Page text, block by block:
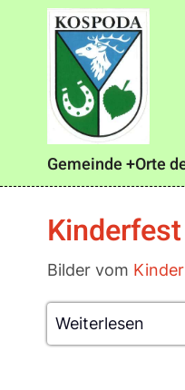
Main
Gemeinde Orte
Bilder vom
Weiterlesen